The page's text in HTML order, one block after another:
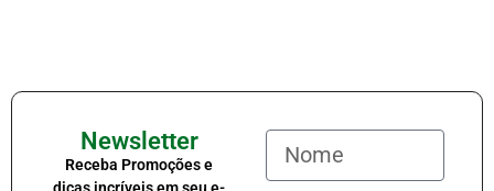
Newsletter
Receba Promoções e
dicas incríveis em seu e-